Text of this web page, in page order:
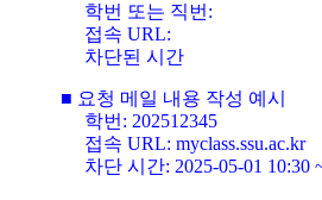
학번 또는 직번:
접속 URL:
차단된 시간
■ 요청 메일 내용 작성 예시
학번: 202512345
접속 URL: myclass.ssu.ac.kr
차단 시간: 2025-05-01 10:30